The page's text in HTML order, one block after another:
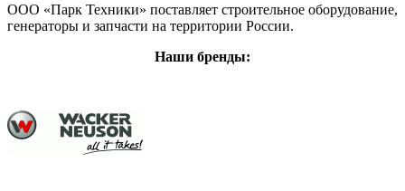
ООО «Парк Техники» поставляет строительное оборудование,
генераторы и запчасти на территории России.
Наши бренды: